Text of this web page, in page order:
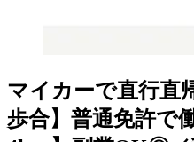
マイカーで直行直
歩合】普通免許で